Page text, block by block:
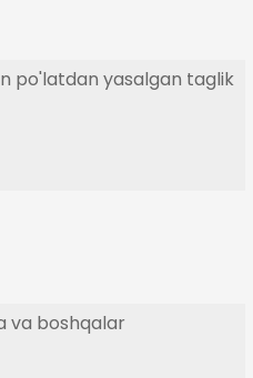
po'latdan yasalgan taglik
va boshqalar